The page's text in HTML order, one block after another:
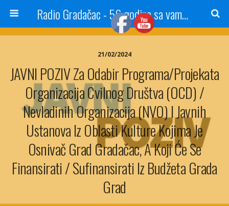
Radio Gradačac - 56 godina sa vama...
21/02/2024
JAVNI POZIV Za Odabir Programa/projekata
Organizacija Cvilnog Društva (OCD) /
Nevladinih Organizacija (NVO) I Javnih
Ustanova Iz Oblasti Kulture Kojima Je
Osnivač Grad Gradačac, A Koji Će Se
Finansirati / Sufinansirati Iz Budžeta Grada
Grad